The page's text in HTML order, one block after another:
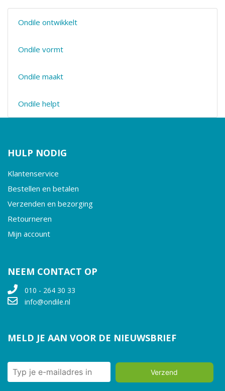
Ondile ontwikkelt
Ondile vormt
Ondile maakt
Ondile helpt
HULP NODIG
Klantenservice
Bestellen en betalen
Verzenden en bezorging
Retourneren
Mijn account
NEEM CONTACT OP
010 - 264 30 33
info@ondile.nl
MELD JE AAN VOOR DE NIEUWSBRIEF
Verzend